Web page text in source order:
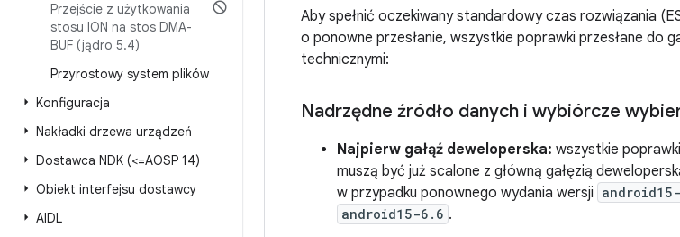
Przejście z użytkowania
stosu ION na stos DMA-
BUF (jądro 5.4)
Przyrostowy system plików
Konfiguracja
Nakładki drzewa urządzeń
Dostawca NDK (<=AOSP 14)
Obiekt interfejsu dostawcy
AIDL
Aby spełnić oczekiwany standardowy czas rozwiązania
o ponowne przesłanie, wszystkie poprawki przesłane do
technicznymi:
Nadrzędne źródło danych i wybiórcze
Najpierw gałąź deweloperska: wszystkie
muszą być już scalone z główną gałęzią
w przypadku ponownego wydania wersji
android15-6.6 .